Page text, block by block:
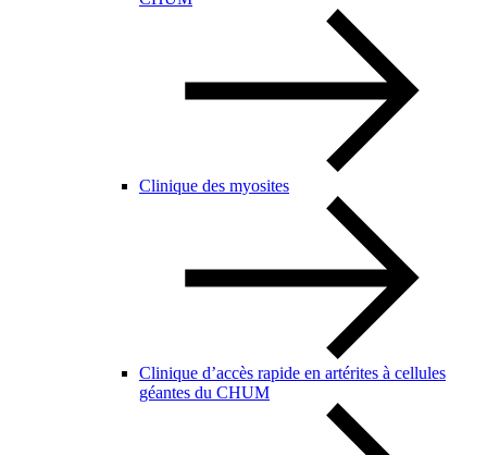
Clinique des myosites
Clinique d’accès rapide en artérites à cellules
géantes du CHUM